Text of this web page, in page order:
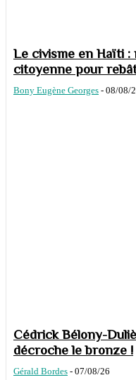
Le civisme en Haïti
citoyenne pour
Bony Eugène Georges - 08/08/
Cédrick Bélony-
décroche le bronze !
Gérald Bordes - 07/08/26